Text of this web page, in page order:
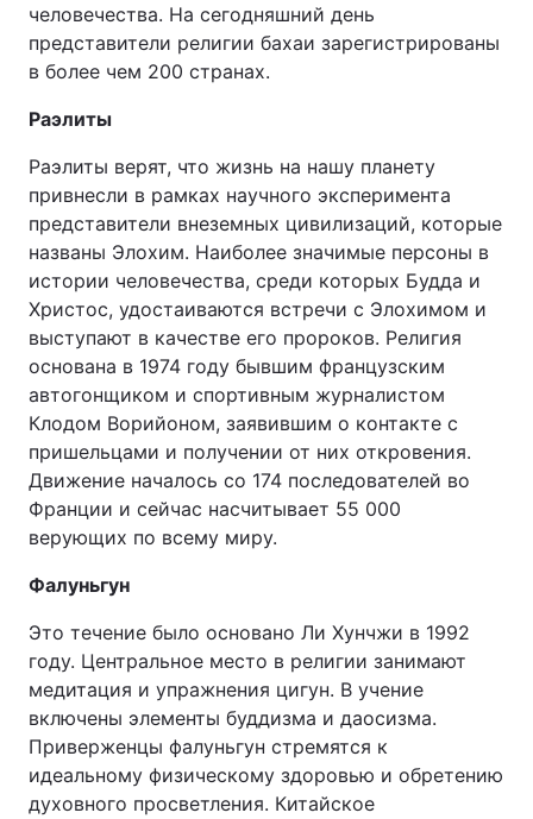
человечества. На сегодняшний день
представители религии бахаи зарегистрированы
в более чем 200 странах.
Раэлиты
Раэлиты верят, что жизнь на нашу планету
привнесли в рамках научного эксперимента
представители внеземных цивилизаций, которые
названы Элохим. Наиболее значимые персоны в
истории человечества, среди которых Будда и
Христос, удостаиваются встречи с Элохимом и
выступают в качестве его пророков. Религия
основана в 1974 году бывшим французским
автогонщиком и спортивным журналистом
Клодом Ворийоном, заявившим о контакте с
пришельцами и получении от них откровения.
Движение началось со 174 последователей во
Франции и сейчас насчитывает 55 000
верующих по всему миру.
Фалуньгун
Это течение было основано Ли Хунчжи в 1992
году. Центральное место в религии занимают
медитация и упражнения цигун. В учение
включены элементы буддизма и даосизма.
Приверженцы фалуньгун стремятся к
идеальному физическому здоровью и обретению
духовного просветления. Китайское